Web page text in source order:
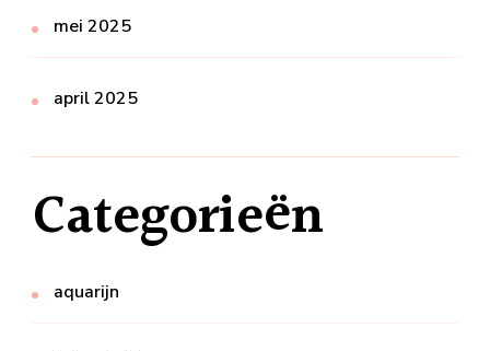
mei 2025
april 2025
Categorieën
aquarijn